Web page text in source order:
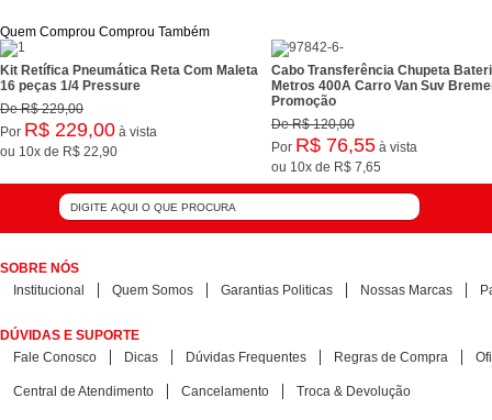
Quem Comprou Comprou Também
Kit Retífica Pneumática Reta Com Maleta
16 peças 1/4 Pressure
DeR$ 229,00
Por R$ 229,00 à vista
ou 10x de R$ 22,90
Cabo Transferência Chupeta
Metros 400A Carro Van Suv
Promoção
DeR$ 120,00
Por R$ 76,55 à vista
ou 10x de R$ 7,65
SOBRE NÓS
Institucional
Quem Somos Garantias Politicas Nossas Marcas
DÚVIDAS E SUPORTE
Fale Conosco
Dicas Dúvidas Frequentes Regras de Compra
Central de Atendimento Cancelamento Troca & Devolução